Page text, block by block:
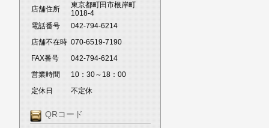
店舗住所
東京都町田市根岸町
1018-4
電話番号
042-794-6214
店舗不在時 070-6519-7190
FAX番号
042-794-6214
営業時間
10：30～18：00
定休日
不定休
QRコード